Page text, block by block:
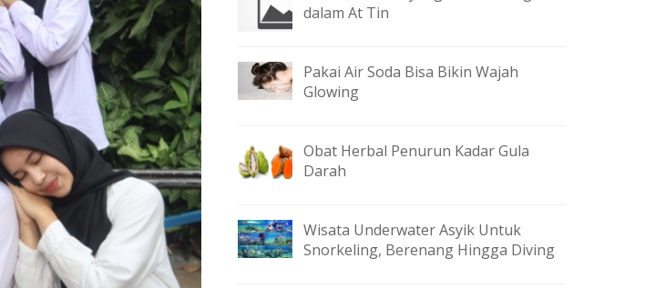
dalam At Tin
Pakai Air Soda Bisa Bikin Wajah
Glowing
Obat Herbal Penurun Kadar Gula
Darah
Wisata Underwater Asyik Untuk
Snorkeling, Berenang Hingga Diving